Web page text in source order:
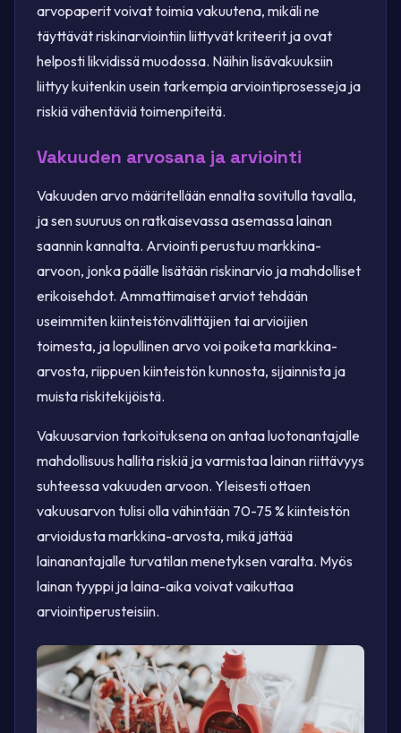
arvopaperit voivat toimia vakuutena, mikäli ne
täyttävät riskinarviointiin liittyvät kriteerit ja ovat
helposti likvidissä muodossa. Näihin lisävakuuksiin
liittyy kuitenkin usein tarkempia arviointiprosesseja ja
riskiä vähentäviä toimenpiteitä.
Vakuuden arvosana ja arviointi
Vakuuden arvo määritellään ennalta sovitulla tavalla,
ja sen suuruus on ratkaisevassa asemassa lainan
saannin kannalta. Arviointi perustuu markkina-
arvoon, jonka päälle lisätään riskinarvio ja mahdolliset
erikoisehdot. Ammattimaiset arviot tehdään
useimmiten kiinteistönvälittäjien tai arvioijien
toimesta, ja lopullinen arvo voi poiketa markkina-
arvosta, riippuen kiinteistön kunnosta, sijainnista ja
muista riskitekijöistä.
Vakuusarvion tarkoituksena on antaa luotonantajalle
mahdollisuus hallita riskiä ja varmistaa lainan riittävyys
suhteessa vakuuden arvoon. Yleisesti ottaen
vakuusarvon tulisi olla vähintään 70-75 % kiinteistön
arvioidusta markkina-arvosta, mikä jättää
lainanantajalle turvatilan menetyksen varalta. Myös
lainan tyyppi ja laina-aika voivat vaikuttaa
arviointiperusteisiin.